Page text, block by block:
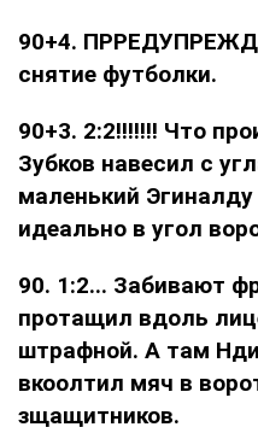
90+4.
снятие футболки.
90+3. 2:2!!!!!!! Что
Зубков навесил с
маленький
идеально в угол
90. 1:2... Забивают
протащил вдоль
штрафной. А там
вкоолтил мяч в
зщащитников.